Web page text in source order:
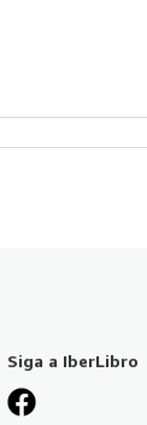
Siga a IberLibro